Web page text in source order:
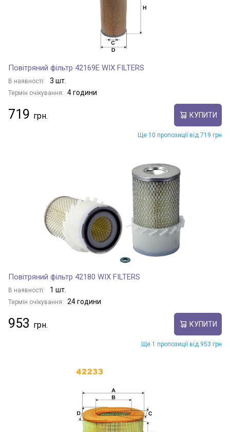
Повітряний фільтр 42169E WIX FILTERS
В наявності: 3 шт.
Термін очікування: 4 години
719 КУПИТИ
Ще 10 пропозиції від 719 грн
Повітряний фільтр 42180 WIX FILTERS
В наявності: 1 шт.
Термін очікування: 24 години
953 КУПИТИ
Ще 1 пропозиції від 953 грн